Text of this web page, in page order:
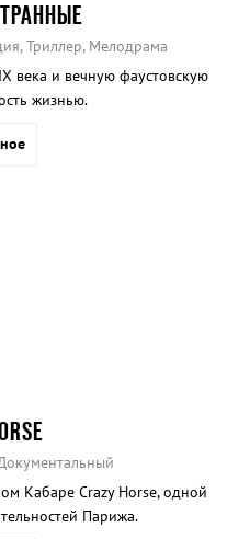
Триллер, Мелодрама
века и вечную фаустовскую
жизнью.
Кабаре Crazy Horse, одной
Парижа.